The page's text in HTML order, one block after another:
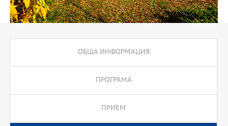
бизнес администрация и икономика в контекста на интеграция
на държавите-членки на ЕС.
областта на бизнес администрацията, така и от областта на
икономиката, с превес на тези от полето на бизнес
към проблемите на устойчивостта на бизнеса. Това дава
възможност на завършилите я студенти да имат по-големи
устойчивостта на фирмата, като програмата предвижда
ОБЩА ИНФОРМАЦИЯ
ПРОГРАМА
ПРИЕМ